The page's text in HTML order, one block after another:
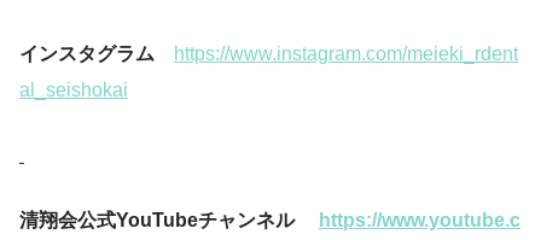
インスタグラム
https://www.instagram.com/meieki_rdent
al_seishokai
清翔会公式YouTubeチャンネル
https://www.youtube.c